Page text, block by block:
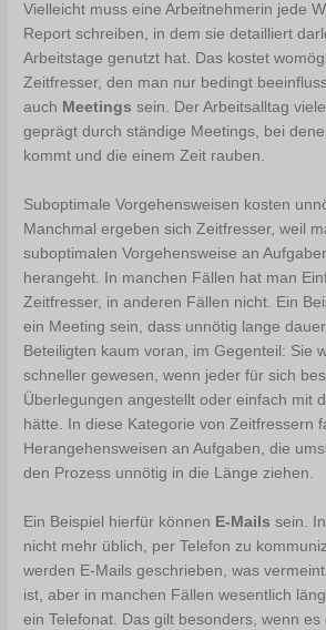
Vielleicht muss eine Arbeitnehmerin jede
Report schreiben, in dem sie detailliert
Arbeitstage genutzt hat. Das kostet
Zeitfresser, den man nur bedingt
auch Meetings sein. Der Arbeitsalltag
geprägt durch ständige Meetings, bei
kommt und die einem Zeit rauben.
Suboptimale Vorgehensweisen kosten
Manchmal ergeben sich Zeitfresser, weil
suboptimalen Vorgehensweise an
herangeht. In manchen Fällen hat man
Zeitfresser, in anderen Fällen nicht. Ein
ein Meeting sein, dass unnötig lange
Beteiligten kaum voran, im Gegenteil: Sie
schneller gewesen, wenn jeder für sich
Überlegungen angestellt oder einfach mit
hätte. In diese Kategorie von Zeitfressern
Herangehensweisen an Aufgaben, die
den Prozess unnötig in die Länge ziehen.
Ein Beispiel hierfür können E-Mails sein.
nicht mehr üblich, per Telefon zu
werden E-Mails geschrieben, was
ist, aber in manchen Fällen wesentlich
ein Telefonat. Das gilt besonders, wenn